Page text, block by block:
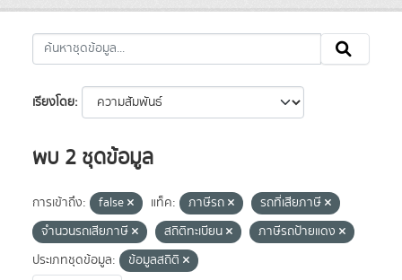
เรียงโดย
พบ 2 ชุดข้อมูล
การเข้าถึง: false แท็ค: ภาษีรถ
รถที่เสียภาษี
จำนวนรถเสียภาษี
สถิติทะเบียน
ภาษีรถป้ายแดง
ประเภทชุดข้อมูล:
ข้อมูลสถิติ